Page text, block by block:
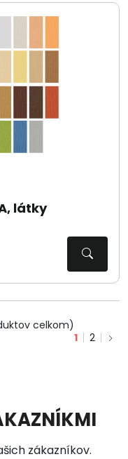
látky
celkom)
1
2
zákazníkov.